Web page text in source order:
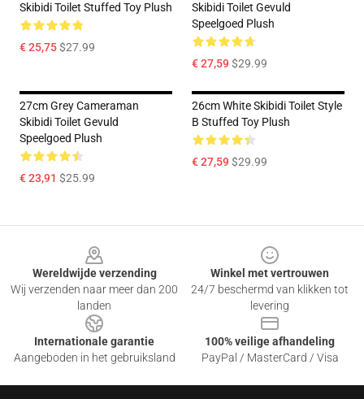
Skibidi Toilet Stuffed Toy Plush
€ 25,75$27.99
Skibidi Toilet Gevuld
Speelgoed Plush
€ 27,59$29.99
27cm Grey Cameraman
Skibidi Toilet Gevuld
Speelgoed Plush
€ 23,91 $25.99
26cm White Skibidi Toilet Style
B Stuffed Toy Plush
€ 27,59$29.99
Wereldwijde verzending
Wij verzenden naar meer dan 200
landen
Winkel met vertrouwen
24/7 beschermd van klikken tot
levering
Internationale garantie
Aangeboden in het gebruiksland
100% veilige afhandeling
PayPal / MasterCard / Visa